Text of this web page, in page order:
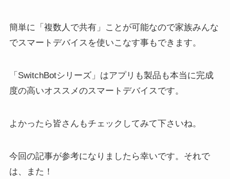
簡単に「複数人で共有」ことが可能なので家族みんな
でスマートデバイスを使いこなす事もできます。
「SwitchBotシリーズ」はアプリも製品も本当に完成
度の高いオススメのスマートデバイスです。
よかったら皆さんもチェックしてみて下さいね。
今回の記事が参考になりましたら幸いです。それで
は、また！